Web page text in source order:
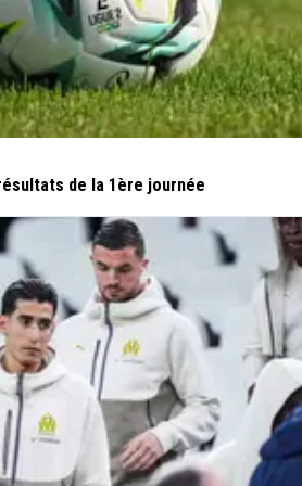
20 octobre 2024 à 16:01 +0
?
ca fait suer ce manque de réalisme
20 octobre 2024 à 16:01 +0
on aurait pu être plus réaliste mais
le match dès la mi temps
20 octobre 2024 à 16:00 11
c'est Pierre Sage qui le perd
de la 1ère journée